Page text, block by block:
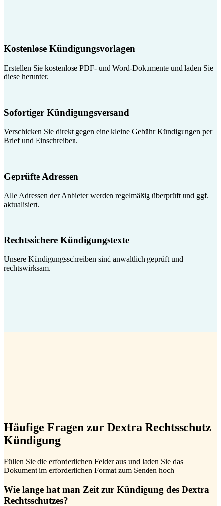
Kostenlose Kündigungsvorlagen
Erstellen Sie kostenlose PDF- und Word-Dokumente und laden Sie
diese herunter.
Sofortiger Kündigungsversand
Verschicken Sie direkt gegen eine kleine Gebühr Kündigungen per
Brief und Einschreiben.
Geprüfte Adressen
Alle Adressen der Anbieter werden regelmäßig überprüft und ggf.
aktualisiert.
Rechtssichere Kündigungstexte
Unsere Kündigungsschreiben sind anwaltlich geprüft und
rechtswirksam.
Häufige Fragen zur Dextra Rechtsschutz
Kündigung
Füllen Sie die erforderlichen Felder aus und laden Sie das
Dokument im erforderlichen Format zum Senden hoch
Wie lange hat man Zeit zur Kündigung des Dextra
Rechtsschutzes?